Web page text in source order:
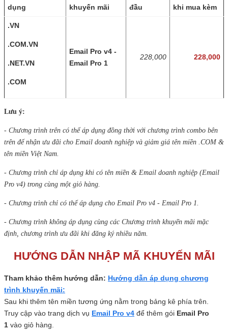
dụng
khuyến mãi
đầu
khi mua kèm
.VN
.COM.VN
.NET.VN
.COM
Email Pro v4 -
Email Pro 1
228,000 228,000
Lưu ý:
- Chương trình trên có thể áp dụng đồng thời với chương trình combo bên
trên để nhận ưu đãi cho Email doanh nghiệp và giảm giá tên miền .COM &
tên miền Việt Nam.
- Chương trình chỉ áp dụng khi có tên miền & Email doanh nghiệp (Email
Pro v4) trong cùng một giỏ hàng.
- Chương trình chỉ có thể áp dụng cho Email Pro v4 - Email Pro 1.
- Chương trình không áp dụng cùng các Chương trình khuyến mãi mặc
định, chương trình ưu đãi khi đăng ký nhiều năm.
HƯỚNG DẪN NHẬP MÃ KHUYẾN MÃI
Tham khảo thêm hướng dẫn: Hướng dẫn áp dụng chương
trình khuyến mãi:
Sau khi thêm tên miền tương ứng nằm trong bảng kê phía trên.
Truy cập vào trang dịch vụ Email Pro v4 để thêm gói Email Pro
1 vào giỏ hàng.